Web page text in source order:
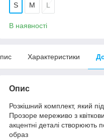
S M L
В наявності
Характеристики
Опис
Розкішний комплект, який
Прозоре мереживо з
акцентні деталі створюють
образ ‍